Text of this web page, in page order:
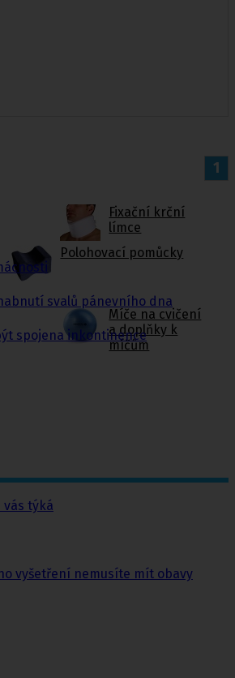
Fixační krční
límce
Polohovací pomůcky
Míče na cvičení
a doplňky k
míčům
1
svalů pánevního dna
spojena inkontinence
týká
vyšetření nemusíte mít obavy